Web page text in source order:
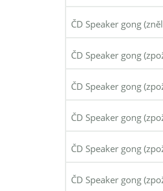
ČD Speaker gong
ČD Speaker gong
ČD Speaker gong
ČD Speaker gong
ČD Speaker gong
ČD Speaker gong